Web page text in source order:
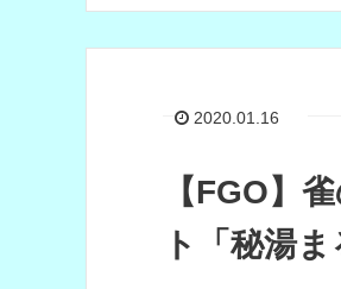
2020.01.16
【FGO】
ト「秘湯